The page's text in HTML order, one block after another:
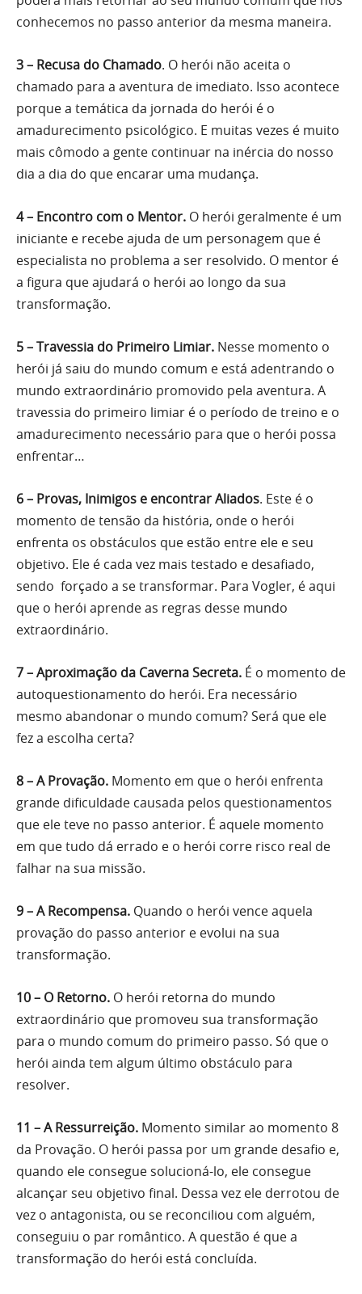
conhecemos no passo anterior da mesma maneira.
3 – Recusa do Chamado. O herói não aceita o
chamado para a aventura de imediato. Isso acontece
porque a temática da jornada do herói é o
amadurecimento psicológico. E muitas vezes é muito
mais cômodo a gente continuar na inércia do nosso
dia a dia do que encarar uma mudança.
4 – Encontro com o Mentor. O herói geralmente é um
iniciante e recebe ajuda de um personagem que é
especialista no problema a ser resolvido. O mentor é
a figura que ajudará o herói ao longo da sua
transformação.
5 – Travessia do Primeiro Limiar. Nesse momento o
herói já saiu do mundo comum e está adentrando o
mundo extraordinário promovido pela aventura. A
travessia do primeiro limiar é o período de treino e o
amadurecimento necessário para que o herói possa
enfrentar…
6 – Provas, Inimigos e encontrar Aliados. Este é o
momento de tensão da história, onde o herói
enfrenta os obstáculos que estão entre ele e seu
objetivo. Ele é cada vez mais testado e desafiado,
sendo forçado a se transformar. Para Vogler, é aqui
que o herói aprende as regras desse mundo
extraordinário.
7 – Aproximação da Caverna Secreta. É o momento de
autoquestionamento do herói. Era necessário
mesmo abandonar o mundo comum? Será que ele
fez a escolha certa?
8 – A Provação. Momento em que o herói enfrenta
grande dificuldade causada pelos questionamentos
que ele teve no passo anterior. É aquele momento
em que tudo dá errado e o herói corre risco real de
falhar na sua missão.
9 – A Recompensa. Quando o herói vence aquela
provação do passo anterior e evolui na sua
transformação.
10 – O Retorno. O herói retorna do mundo
extraordinário que promoveu sua transformação
para o mundo comum do primeiro passo. Só que o
herói ainda tem algum último obstáculo para
resolver.
11 – A Ressurreição. Momento similar ao momento 8
da Provação. O herói passa por um grande desafio e,
quando ele consegue solucioná-lo, ele consegue
alcançar seu objetivo final. Dessa vez ele derrotou de
vez o antagonista, ou se reconciliou com alguém,
conseguiu o par romântico. A questão é que a
transformação do herói está concluída.